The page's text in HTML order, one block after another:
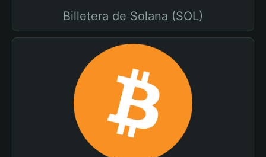
Billetera de Solana (SOL)